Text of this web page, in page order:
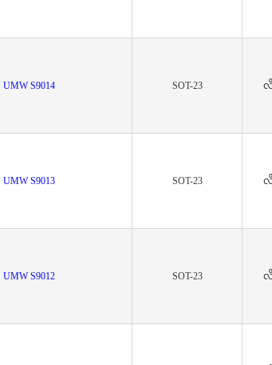
UMW S9014 SOT-23
UMW S9013 SOT-23
UMW S9012 SOT-23